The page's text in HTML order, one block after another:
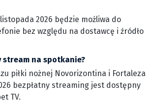
2026 będzie możliwa do
bez względu na dostawcę i źródło
stream na spotkanie?
piłki nożnej Novorizontina i Fortaleza
bezpłatny streaming jest dostępny
TV.